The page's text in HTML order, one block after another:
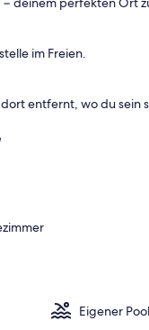
im Freien.
entfernt, wo du sein
Eigener Pool